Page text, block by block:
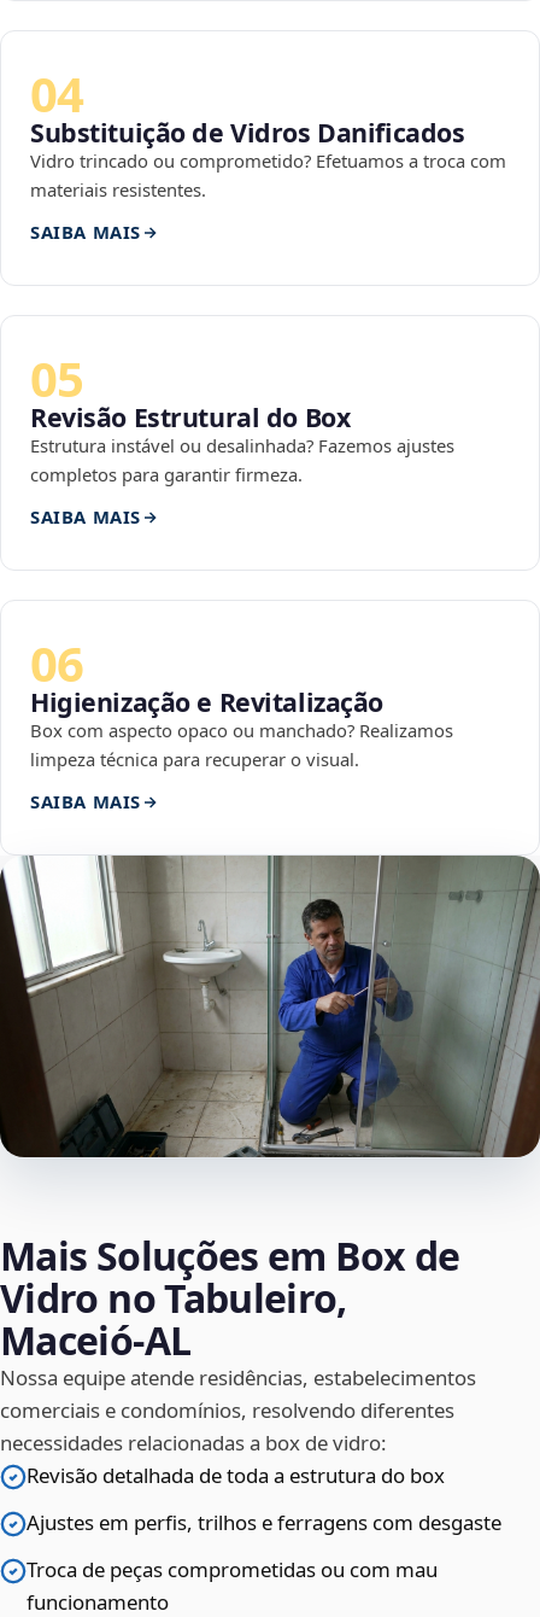
04
Substituição de Vidros Danificados
Vidro trincado ou comprometido? Efetuamos a troca com
materiais resistentes.
SAIBA MAIS
05
Revisão Estrutural do Box
Estrutura instável ou desalinhada? Fazemos ajustes
completos para garantir firmeza.
SAIBA MAIS
06
Higienização e Revitalização
Box com aspecto opaco ou manchado? Realizamos
limpeza técnica para recuperar o visual.
SAIBA MAIS
Mais Soluções em Box de
Vidro no Tabuleiro,
Maceió‑AL
Nossa equipe atende residências, estabelecimentos
comerciais e condomínios, resolvendo diferentes
necessidades relacionadas a box de vidro:
Revisão detalhada de toda a estrutura do box
Ajustes em perfis, trilhos e ferragens com desgaste
Troca de peças comprometidas ou com mau
funcionamento